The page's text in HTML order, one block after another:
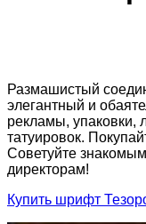
Размашистый
элегантный и
рекламы, упаковки,
татуировок.
Советуйте
директорам!
Купить шрифт